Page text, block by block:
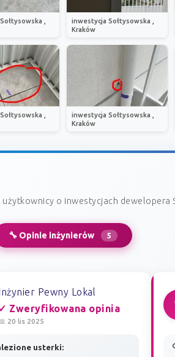
,
inwestycja Sołtysowska ,
Kraków
,
inwestycja Sołtysowska ,
Kraków
o inwestycjach dewelopera
🔧 Opinie inżynierów 5
Pewny Lokal
✓ Zweryfikowana opinia
20 lis 2025
usterki: